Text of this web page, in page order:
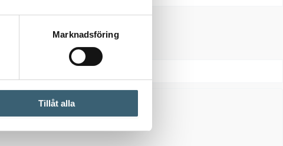
Marknadsföring
Tillåt alla